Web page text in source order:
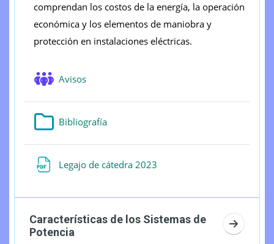
comprendan los costos de la energía, la operación
económica y los elementos de maniobra y
protección en instalaciones eléctricas.
Avisos
BibliografíaCarpeta
Legajo de cátedra 2023
Características de los Sistemas de
Potencia
Ir a